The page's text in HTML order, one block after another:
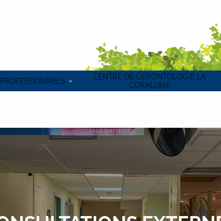
PROFESSIONNELS CENTRE DE GÉRONTOLOGIE LA
CORALLINE